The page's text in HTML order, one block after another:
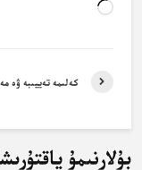
Loading…
كەلىمە تەييىبە ۋە
بۇلارنىمۇ